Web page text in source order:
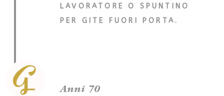
LAVORATORE O SPUNTINO
PER GITE FUORI PORTA.
Anni 70